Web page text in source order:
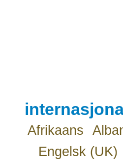
Afrikaans
Engelsk (UK)